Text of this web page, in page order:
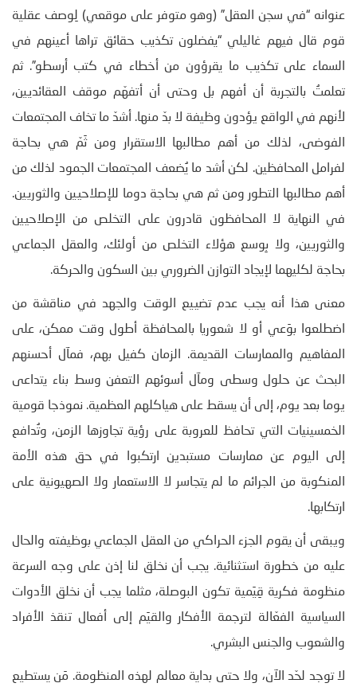
عنوانه “في سجن العقل” (وهو متوفر على موقعي) لِوصف عقلية
قوم قال فيهم غاليلي “يفضلون تكذيب حقائق تراها أعينهم في
السماء على تكذيب ما يقرؤون من أخطاء في كتب أرسطو”. ثم
تعلمتُ بالتجربة أن أفهم بل وحتى أن أتفهّم موقف العقائديين،
لأنهم في الواقع يؤدون وظيفة لا بدّ منها. أشدّ ما تخاف المجتمعات
الفوضى، لذلك من أهم مطالبها الاستقرار ومن ثَمّ هي بحاجة
لفرامل المحافظين. لكن أشد ما يُضعف المجتمعات الجمود لذلك من
أهم مطالبها التطور ومن ثم هي بحاجة دوما للإصلاحيين والثوريين.
في النهاية لا المحافظون قادرون على التخلص من الإصلاحيين
والثوريين، ولا بِوسع هؤلاء التخلص من أولئك، والعقل الجماعي
بحاجة لكليهما لإيجاد التوازن الضروري بين السكون والحركة.
معنى هذا أنه يجب عدم تضييع الوقت والجهد في مناقشة من
اضطلعوا بوَعي أو لا شعوريا بالمحافظة أطول وقت ممكن، على
المفاهيم والممارسات القديمة. الزمان كفيل بهم، فمآل أحسنهم
البحث عن حلول وسطى ومآل أسوئهم التعفن وسط بناء يتداعى
يوما بعد يوم، إلى أن يسقط على هياكلهم العظمية. نموذجا قومية
الخمسينيات التي تحافظ للعروبة على رؤية تجاوزها الزمن، وتُدافع
إلى اليوم عن ممارسات مستبدين ارتكبوا في حق هذه الأمة
المنكوبة من الجرائم ما لم يتجاسر لا الاستعمار ولا الصهيونية على
ارتكابها.
ويبقى أن يقوم الجزء الحراكي من العقل الجماعي بوظيفته والحال
عليه من خطورة استثنائية. يجب أن نخلق لنا إذن على وجه السرعة
منظومة فكرية قِيَمية تكون البوصلة، مثلما يجب أن نخلق الأدوات
السياسية الفعّالة لترجمة الأفكار والقيَم إلى أفعال تنقذ الأفراد
والشعوب والجنس البشري.
لا توجد لحّد الآن، ولا حتى بداية معالم لهذه المنظومة. مَن يستطيع